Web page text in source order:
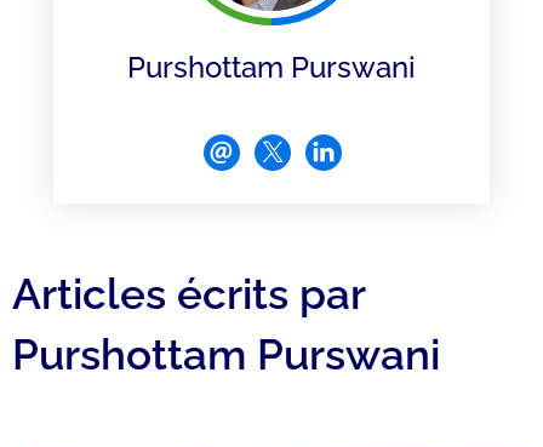
Purshottam Purswani
Articles écrits par
Purshottam Purswani